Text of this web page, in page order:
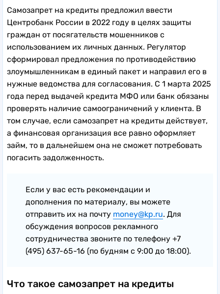
Самозапрет на кредиты предложил ввести
Центробанк России в 2022 году в целях защиты
граждан от посягательств мошенников с
использованием их личных данных. Регулятор
сформировал предложения по противодействию
злоумышленникам в единый пакет и направил его в
нужные ведомства для согласования. С 1 марта 2025
года перед выдачей кредита МФО или банк обязаны
проверять наличие самоограничений у клиента. В
том случае, если самозапрет на кредиты действует,
а финансовая организация все равно оформляет
займ, то в дальнейшем она не сможет потребовать
погасить задолженность.
Если у вас есть рекомендации и
дополнения по материалу, вы можете
отправить их на почту money@kp.ru. Для
обсуждения вопросов рекламного
сотрудничества звоните по телефону +7
(495) 637-65-16 (по будням с 9:00 до 18:00).
Что такое самозапрет на кредиты